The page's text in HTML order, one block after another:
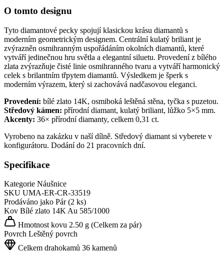
O tomto designu
Tyto diamantové pecky spojují klasickou krásu diamantů s
moderním geometrickým designem. Centrální kulatý briliant je
zvýrazněn osmihranným uspořádáním okolních diamantů, které
vytváří jedinečnou hru světla a elegantní siluetu. Provedení z bílého
zlata zvýrazňuje čisté linie osmihranného tvaru a vytváří harmonický
celek s brilantním třpytem diamantů. Výsledkem je šperk s
moderním výrazem, který si zachovává nadčasovou eleganci.
Provedení: bílé zlato 14K, osmiboká leštěná stěna, tyčka s puzetou.
Středový kámen: přírodní diamant, kulatý briliant, lůžko 5×5 mm.
Akcenty: 36× přírodní diamanty, celkem 0,31 ct.
Vyrobeno na zakázku v naší dílně. Středový diamant si vyberete v
konfigurátoru. Dodání do 21 pracovních dní.
Specifikace
Kategorie Náušnice
SKU UMA-ER-CR-33519
Prodáváno jako Pár (2 ks)
Kov Bílé zlato 14KAu 585/1000
Hmotnost kovu 2.50 g (Celkem za pár)
Povrch Leštěný povrch
Celkem drahokamů 36 kamenů